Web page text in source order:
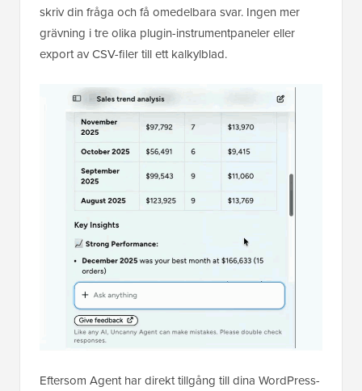
skriv din fråga och få omedelbara svar. Ingen mer
grävning i tre olika plugin-instrumentpaneler eller
export av CSV-filer till ett kalkylblad.
Eftersom Agent har direkt tillgång till dina WordPress-